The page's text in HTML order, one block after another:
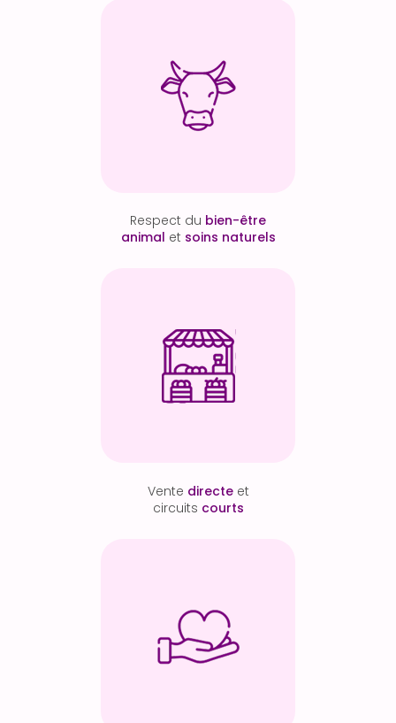
Respect du bien-être
animal et soins naturels
Vente directe et
circuits courts